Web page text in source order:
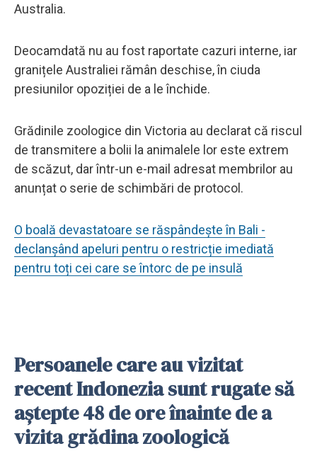
Australia.
Deocamdată nu au fost raportate cazuri interne, iar
granițele Australiei rămân deschise, în ciuda
presiunilor opoziției de a le închide.
Grădinile zoologice din Victoria au declarat că riscul
de transmitere a bolii la animalele lor este extrem
de scăzut, dar într-un e-mail adresat membrilor au
anunțat o serie de schimbări de protocol.
O boală devastatoare se răspândește în Bali -
declanșând apeluri pentru o restricție imediată
pentru toți cei care se întorc de pe insulă
Persoanele care au vizitat
recent Indonezia sunt rugate să
aștepte 48 de ore înainte de a
vizita grădina zoologică